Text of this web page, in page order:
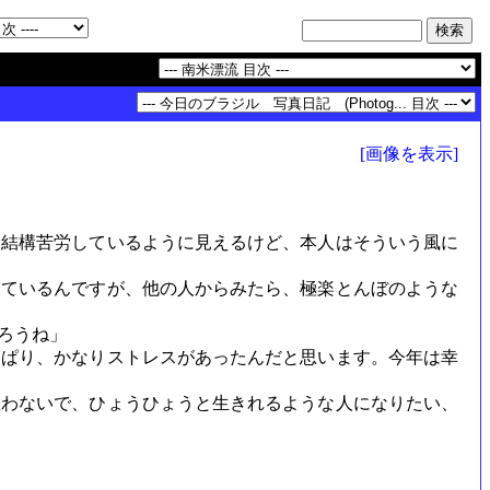
[画像を表示]
構苦労しているように見えるけど、本人はそういう風に
いるんですが、他の人からみたら、極楽とんぼのような
うね」
り、かなりストレスがあったんだと思います。今年は幸
いで、ひょうひょうと生きれるような人になりたい、